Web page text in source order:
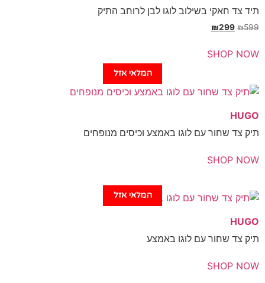
המלאי אזל
חאקי בשילוב לוגו לבן לרוחב התיק
₪
₪299
SHOP
המלאי אזל
שחור עם לוגו באמצע וכיסים מנופחים
SHOP
שחור עם לוגו באמצע
SHOP